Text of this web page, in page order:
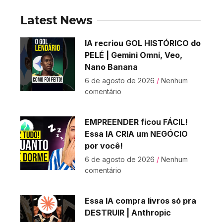
Latest News
IA recriou GOL HISTÓRICO do
PELÉ | Gemini Omni, Veo,
Nano Banana
6 de agosto de 2026 Nenhum
comentário
EMPREENDER ficou FÁCIL!
Essa IA CRIA um NEGÓCIO
por você!
6 de agosto de 2026 Nenhum
comentário
Essa IA compra livros só pra
DESTRUIR | Anthropic